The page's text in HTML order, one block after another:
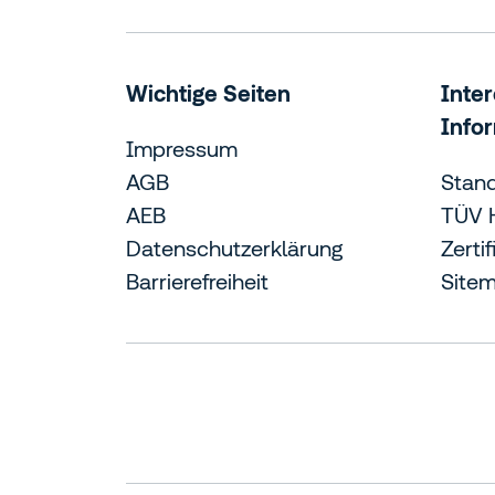
Wichtige Seiten
Impressum
AGB
AEB
Datenschutzerklärung
Barrierefreiheit
TÜV